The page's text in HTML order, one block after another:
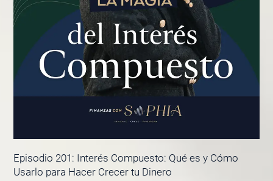
Episodio 201: Interés Compuesto: Qué es y Cómo
Usarlo para Hacer Crecer tu Dinero